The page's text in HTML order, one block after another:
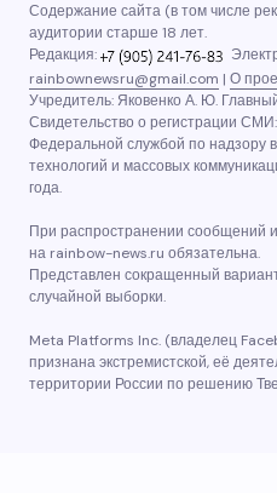
Содержание сайта (в том числе
аудитории старше 18 лет.
Редакция:
rainbownewsru@gmail.com | О
Учредитель: Яковенко А. Ю.
Свидетельство о регистрации
Федеральной службой по надзору
технологий и массовых
года.
При распространении сообщений
на rainbow-news.ru обязательна.
Представлен сокращенный
случайной выборки.
Meta Platforms Inc. (владелец
признана экстремистской, её
территории России по решению